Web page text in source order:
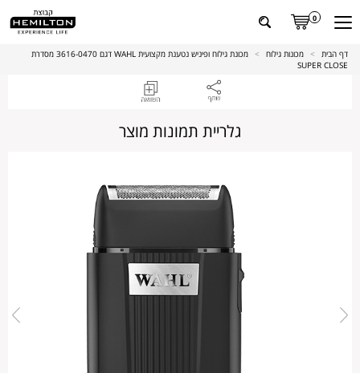
0
דף הבית > מכונות גילוח >
מכונת גילוח ופיניש נטענת מקצועית WAHL דגם 3616-0470 מסדרת
SUPER CLOSE
גלריית תמונות מוצר